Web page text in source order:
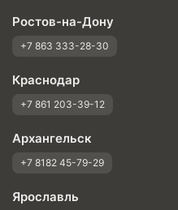
Ростов-на-Дону
+7 863 333-28-30
Краснодар
+7 861 203-39-12
Архангельск
+7 8182 45-79-29
Ярославль